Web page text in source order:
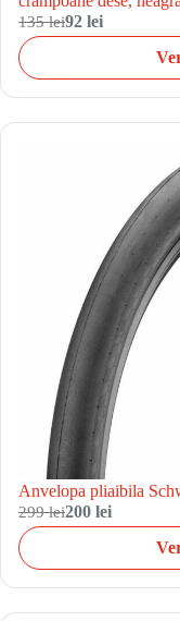
135 lei92 lei
Anvelopa pliaibila
299 lei200 lei